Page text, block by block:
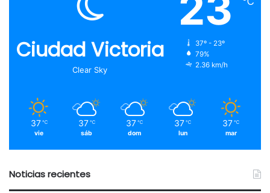
Ciudad Victoria
Clear Sky
37º - 23º
79%
2.36 km/h
37 ℃
vie
37 ℃
sáb
37 ℃
dom
37 ℃
lun
37 ℃
mar
Noticias recientes